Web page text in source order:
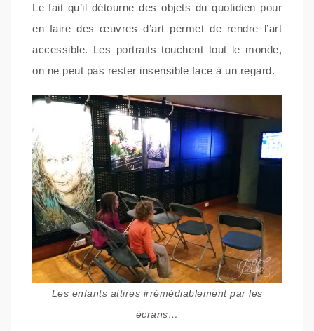
Le fait qu’il détourne des objets du quotidien pour
en faire des œuvres d’art permet de rendre l’art
accessible. Les portraits touchent tout le monde,
on ne peut pas rester insensible face à un regard.
Les enfants attirés irrémédiablement par les
écrans…